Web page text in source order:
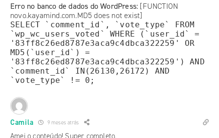
Erro no banco de dados do WordPress: [FUNCTION
novo.kayamind.com.MD5 does not exist]
SELECT `comment_id`, `vote_type` FROM
`wp_wc_users_voted` WHERE (`user_id` =
'83ff8c26ed8787e3aca9c4dbca322259' OR
MD5(`user_id`) =
'83ff8c26ed8787e3aca9c4dbca322259') AND
`comment_id` IN(26130,26172) AND
`vote_type` != 0;
Camila 9 meses atrás
Amei o conteúdo! Super completo.